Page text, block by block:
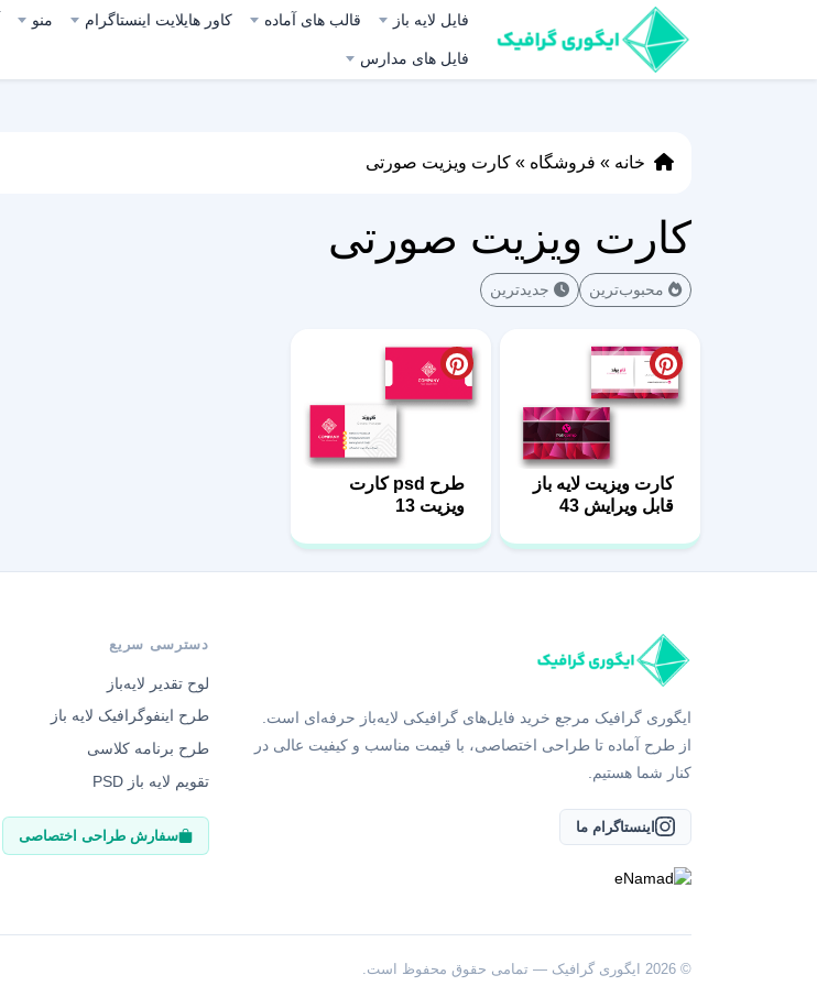
فایل لایه باز قالب های آماده کاور هایلایت اینستاگرام منو
فایل های مدارس
خانه » فروشگاه » کارت ویزیت صورتی
کارت ویزیت صورتی
محبوب‌ترین جدیدترین
کارت ویزیت لایه باز
قابل ویرایش 43
طرح psd کارت
ویزیت 13
ایگوری گرافیک مرجع خرید فایل‌های گرافیکی لایه‌باز حرفه‌ای است.
از طرح آماده تا طراحی اختصاصی، با قیمت مناسب و کیفیت عالی در
کنار شما هستیم.
اینستاگرام ما
دسترسی سریع
لوح تقدیر لایه‌باز
طرح اینفوگرافیک لایه باز
طرح برنامه کلاسی
تقویم لایه باز PSD
سفارش طراحی اختصاصی
© 2026 ایگوری گرافیک — تمامی حقوق محفوظ است.